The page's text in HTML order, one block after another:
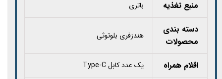
منبع تغذیه باتری
دسته بندی
محصولات
هندزفری بلوتوثی
اقلام همراه یک عدد کابل Type-C